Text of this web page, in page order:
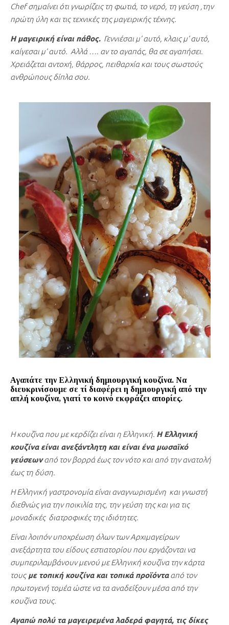
Chef σημαίνει ότι γνωρίζεις τη φωτιά, το νερό, τη γεύση ,την
πρώτη ύλη και τις τεχνικές της μαγειρικής τέχνης.
Η μαγειρική είναι πάθος. Γεννιέσαι μ’ αυτό, κλαις μ’ αυτό,
καίγεσαι μ’ αυτό. Αλλά …. αν το αγαπάς, θα σε αγαπήσει.
Χρειάζεται αντοχή, θάρρος, πειθαρχία και τους σωστούς
ανθρώπους δίπλα σου.
Αγαπάτε την Ελληνική δημιουργική κουζίνα. Να
διευκρινίσουμε σε τί διαφέρει η δημιουργική από την
απλή κουζίνα, γιατί το κοινό εκφράζει απορίες.
Η κουζίνα που με κερδίζει είναι η Ελληνική. Η Ελληνική
κουζίνα είναι ανεξάντλητη και είναι ένα μωσαϊκό
γεύσεωναπό τον βορρά έως τον νότο και από την ανατολή
έως τη δύση.
Η Ελληνική γαστρονομία είναι αναγνωρισμένη και γνωστή
διεθνώς για την ποικιλία της, την γεύση της και για τις
μοναδικές διατροφικές της ιδιότητες.
Είναι λοιπόν υποχρέωση όλων των Αρχιμαγείρων
ανεξάρτητα του είδους εστιατορίου που εργάζονται να
συμπεριλαμβάνουν μενού με Ελληνική κουζίνα την κάρτα
τουςμε τοπική κουζίνα και τοπικά προϊόντααπό τον
πρωτογενή τομέα ώστε να τα αναδείξουν μέσα από την
κουζίνα τους.
Αγαπώ πολύ τα μαγειρεμένα λαδερά φαγητά, τις δίκες